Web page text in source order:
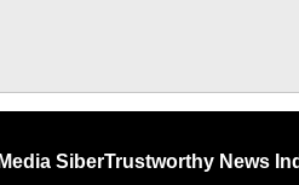
SiberTrustworthy News